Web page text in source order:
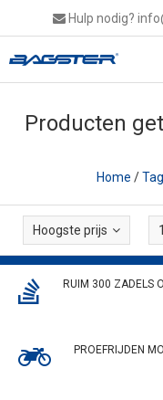
Hulp nodig?
Producten
Home /
Hoogste prijs
RUIM 300 ZADELS
PROEFRIJDEN